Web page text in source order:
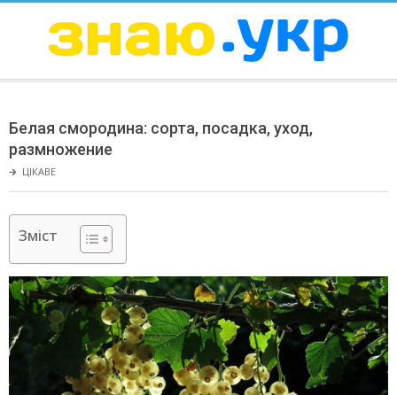
ЗНАЮ
Menu
Белая смородина: сорта, посадка, уход,
размножение
🡲 ЦІКАВЕ
Зміст